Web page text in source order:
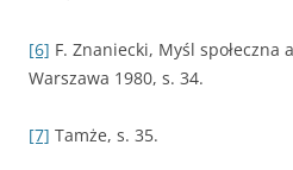
[6] F. Znaniecki, Myśl społeczna
Warszawa 1980, s. 34.
[7] Tamże, s. 35.